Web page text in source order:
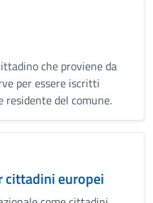
che proviene da
per essere iscritti
residente del comune.
cittadini europei